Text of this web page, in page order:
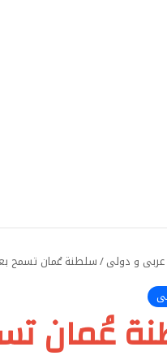
عربى و دولى/سلطنة عُمان تسمح
عُمان